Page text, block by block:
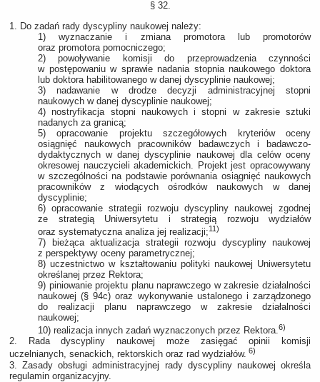
§ 32.
1. Do zadań rady dyscypliny naukowej należy:
1) wyznaczanie i zmiana promotora lub promotorów
oraz promotora pomocniczego;
2) powoływanie komisji do przeprowadzenia czynności
w postępowaniu w sprawie nadania stopnia naukowego doktora
lub doktora habilitowanego w danej dyscyplinie naukowej;
3) nadawanie w drodze decyzji administracyjnej stopni
naukowych w danej dyscyplinie naukowej;
4) nostryfikacja stopni naukowych i stopni w zakresie sztuki
nadanych za granicą;
5) opracowanie projektu szczegółowych kryteriów oceny
osiągnięć naukowych pracowników badawczych i badawczo-
dydaktycznych w danej dyscyplinie naukowej dla celów oceny
okresowej nauczycieli akademickich. Projekt jest opracowywany
w szczególności na podstawie porównania osiągnięć naukowych
pracowników z wiodących ośrodków naukowych w danej
dyscyplinie;
6) opracowanie strategii rozwoju dyscypliny naukowej zgodnej
ze strategią Uniwersytetu i strategią rozwoju wydziałów
oraz systematyczna analiza jej realizacji;11)
7) bieżąca aktualizacja strategii rozwoju dyscypliny naukowej
z perspektywy oceny parametrycznej;
8) uczestnictwo w kształtowaniu polityki naukowej Uniwersytetu
określanej przez Rektora;
9) piniowanie projektu planu naprawczego w zakresie działalności
naukowej (§ 94c) oraz wykonywanie ustalonego i zarządzonego
do realizacji planu naprawczego w zakresie działalności
naukowej;
10) realizacja innych zadań wyznaczonych przez Rektora.6)
2. Rada dyscypliny naukowej może zasięgać opinii komisji
uczelnianych, senackich, rektorskich oraz rad wydziałów. 6)
3. Zasady obsługi administracyjnej rady dyscypliny naukowej określa
regulamin organizacyjny.